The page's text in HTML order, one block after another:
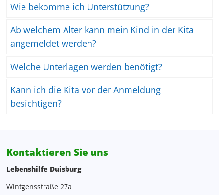
Wie bekomme ich Unterstützung?
Ab welchem Alter kann mein Kind in der Kita
angemeldet werden?
Welche Unterlagen werden benötigt?
Kann ich die Kita vor der Anmeldung
besichtigen?
Kontaktieren Sie uns
Lebenshilfe Duisburg
Wintgensstraße 27a